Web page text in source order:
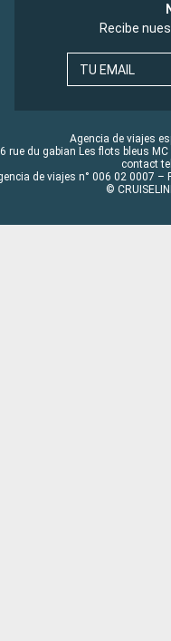
Recibe
TU EMAIL
Agencia de viajes
rue du gabian Les flots bleus
contact
de viajes n° 006 02 0007
©